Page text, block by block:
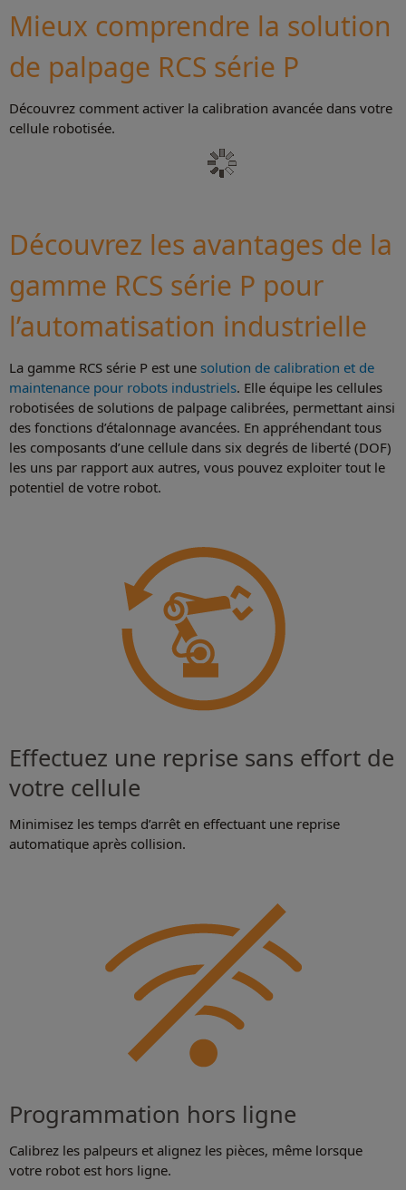
Mieux comprendre la solution
de palpage RCS série P
Découvrez comment activer la calibration avancée dans votre
cellule robotisée.
Découvrez les avantages de la
gamme RCS série P pour
l’automatisation industrielle
La gamme RCS série P est une solution de calibration et de
maintenance pour robots industriels. Elle équipe les cellules
robotisées de solutions de palpage calibrées, permettant ainsi
des fonctions d’étalonnage avancées. En appréhendant tous
les composants d’une cellule dans six degrés de liberté (DOF)
les uns par rapport aux autres, vous pouvez exploiter tout le
potentiel de votre robot.
Effectuez une reprise sans effort de
votre cellule
Minimisez les temps d’arrêt en effectuant une reprise
automatique après collision.
Programmation hors ligne
Calibrez les palpeurs et alignez les pièces, même lorsque
votre robot est hors ligne.